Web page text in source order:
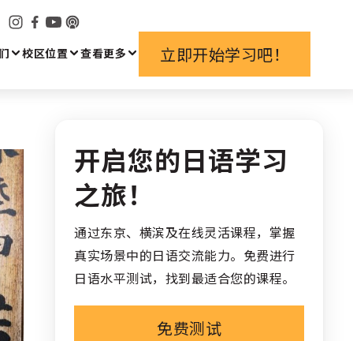
校区位置 查看更多 立即开始学习吧！
开启您的日语学习
之旅！
通过东京、横滨及在线灵活课程，掌握
真实场景中的日语交流能力。免费进行
日语水平测试，找到最适合您的课程。
免费测试